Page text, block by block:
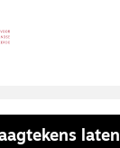
laten